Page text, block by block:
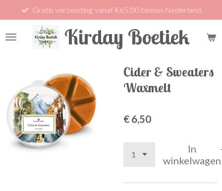
direct
naar
Kirday Boetiek
Gratis verzending vanaf €65,00 binnen Nederland.
Cider & Sweaters
Waxmelt
€ 6,50
In
winkelwagen